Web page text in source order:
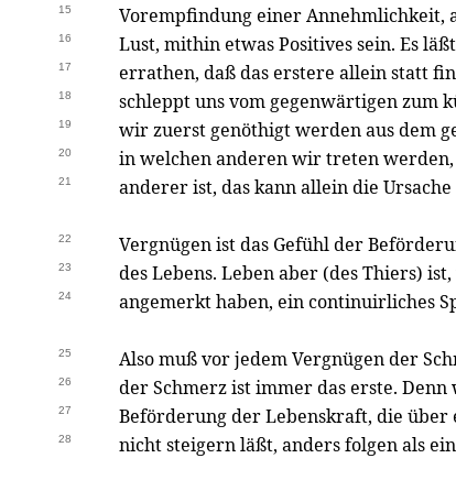
15 Vorempfindung einer Annehmlichkeit,
16 Lust, mithin etwas Positives sein. Es
17 errathen, daß das erstere allein statt
18 schleppt uns vom gegenwärtigen zum
19 wir zuerst genöthigt werden aus dem
20 in welchen anderen wir treten
21 anderer ist, das kann allein die
22 Vergnügen ist das Gefühl der
23 des Lebens. Leben aber (des Thiers)
24 angemerkt haben, ein continuirliches
25 Also muß vor jedem Vergnügen der
26 der Schmerz ist immer das erste.
27 Beförderung der Lebenskraft, die über
28 nicht steigern läßt, anders folgen als